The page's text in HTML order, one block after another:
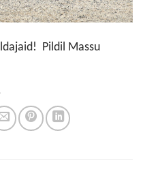
Pildil Massu